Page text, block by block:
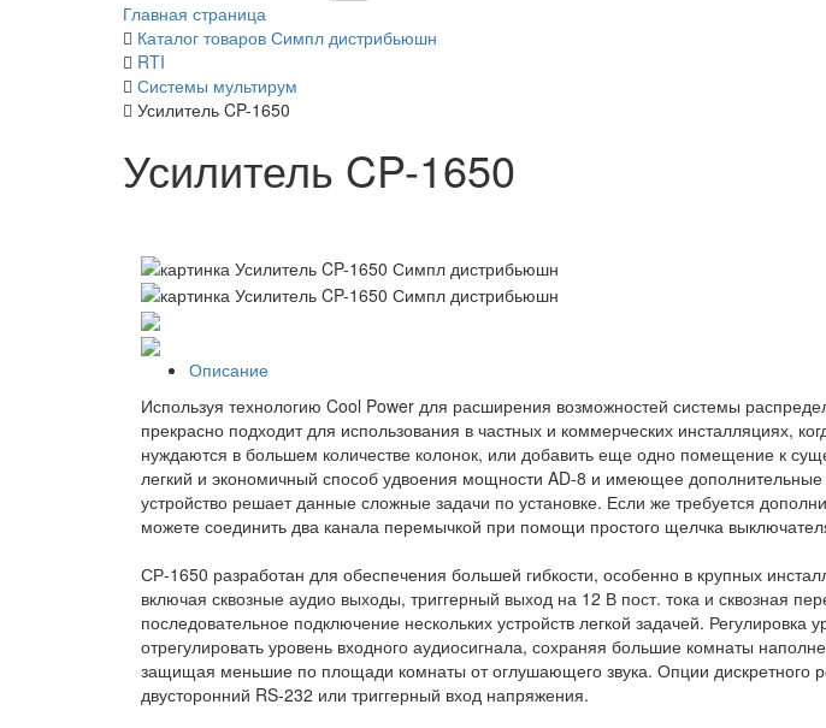
Главная страница
Каталог товаров Симпл дистрибьюшн
RTI
Системы мультирум
Усилитель CP-1650
Усилитель CP-1650
Описание
Используя технологию Cool Power для расширения возможностей системы
прекрасно подходит для использования в частных и коммерческих инсталляциях,
нуждаются в большем количестве колонок, или добавить еще одно помещение к
легкий и экономичный способ удвоения мощности AD-8 и имеющее дополнительные
устройство решает данные сложные задачи по установке. Если же требуется
можете соединить два канала перемычкой при помощи простого щелчка
СР-1650 разработан для обеспечения большей гибкости, особенно в крупных
включая сквозные аудио выходы, триггерный выход на 12 В пост. тока и сквозная
последовательное подключение нескольких устройств легкой задачей. Регулировка
отрегулировать уровень входного аудиосигнала, сохраняя большие комнаты
защищая меньшие по площади комнаты от оглушающего звука. Опции дискретного
двусторонний RS-232 или триггерный вход напряжения.